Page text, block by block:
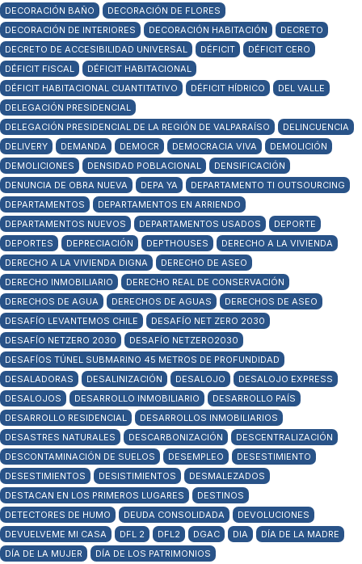
DECORACIÓN BAÑO
DECORACIÓN DE FLORES
DECORACIÓN DE INTERIORES
DECORACIÓN HABITACIÓN
DECRETO
DECRETO DE ACCESIBILIDAD UNIVERSAL
DÉFICIT
DÉFICIT CERO
DÉFICIT FISCAL
DÉFICIT HABITACIONAL
DÉFICIT HABITACIONAL CUANTITATIVO
DÉFICIT HÍDRICO
DEL VALLE
DELEGACIÓN PRESIDENCIAL
DELEGACIÓN PRESIDENCIAL DE LA REGIÓN DE VALPARAÍSO
DELINCUENCIA
DELIVERY
DEMANDA DEMOCR DEMOCRACIA VIVA
DEMOLICIÓN
DEMOLICIONES
DENSIDAD POBLACIONAL
DENSIFICACIÓN
DENUNCIA DE OBRA NUEVA
DEPA YA
DEPARTAMENTO TI OUTSOURCING
DEPARTAMENTOS
DEPARTAMENTOS EN ARRIENDO
DEPARTAMENTOS NUEVOS
DEPARTAMENTOS USADOS
DEPORTE
DEPORTES
DEPRECIACIÓN DEPTHOUSES
DERECHO A LA VIVIENDA
DERECHO A LA VIVIENDA DIGNA
DERECHO DE ASEO
DERECHO INMOBILIARIO
DERECHO REAL DE CONSERVACIÓN
DERECHOS DE AGUA
DERECHOS DE AGUAS
DERECHOS DE ASEO
DESAFÍO LEVANTEMOS CHILE
DESAFÍO NET ZERO 2030
DESAFÍO NETZERO 2030
DESAFÍO NETZERO2030
DESAFÍOS TÚNEL SUBMARINO 45 METROS DE PROFUNDIDAD
DESALADORAS
DESALINIZACIÓN DESALOJO
DESALOJO EXPRESS
DESALOJOS
DESARROLLO INMOBILIARIO
DESARROLLO PAÍS
DESARROLLO RESIDENCIAL
DESARROLLOS INMOBILIARIOS
DESASTRES NATURALES
DESCARBONIZACIÓN
DESCENTRALIZACIÓN
DESCONTAMINACIÓN DE SUELOS
DESEMPLEO
DESESTIMIENTO
DESESTIMIENTOS
DESISTIMIENTOS
DESMALEZADOS
DESTACAN EN LOS PRIMEROS LUGARES
DESTINOS
DETECTORES DE HUMO
DEUDA CONSOLIDADA
DEVOLUCIONES
DEVUELVEME MI CASA
DFL 2 DFL2 DGAC DIA
DÍA DE LA MADRE
DÍA DE LA MUJER
DÍA DE LOS PATRIMONIOS